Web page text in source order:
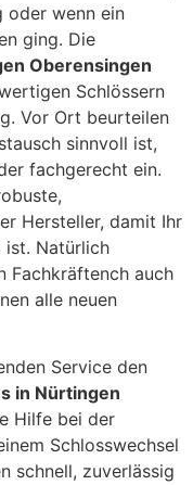
oder wenn ein
ging. Die
Oberensingen
Schlössern
Vor Ort beurteilen
sinnvoll ist,
fachgerecht ein.
Hersteller, damit Ihr
ist. Natürlich
Fachkräftench auch
alle neuen
Service den
in Nürtingen
Hilfe bei der
Schlosswechsel
schnell, zuverlässig